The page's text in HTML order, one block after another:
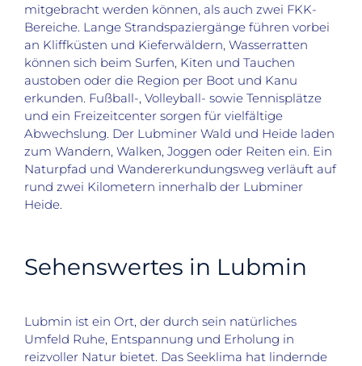
mitgebracht werden können, als auch zwei FKK-
Bereiche. Lange Strandspaziergänge führen vorbei
an Kliffküsten und Kieferwäldern, Wasserratten
können sich beim Surfen, Kiten und Tauchen
austoben oder die Region per Boot und Kanu
erkunden. Fußball-, Volleyball- sowie Tennisplätze
und ein Freizeitcenter sorgen für vielfältige
Abwechslung. Der Lubminer Wald und Heide laden
zum Wandern, Walken, Joggen oder Reiten ein. Ein
Naturpfad und Wandererkundungsweg verläuft auf
rund zwei Kilometern innerhalb der Lubminer
Heide.
Sehenswertes in Lubmin
Lubmin ist ein Ort, der durch sein natürliches
Umfeld Ruhe, Entspannung und Erholung in
reizvoller Natur bietet. Das Seeklima hat lindernde